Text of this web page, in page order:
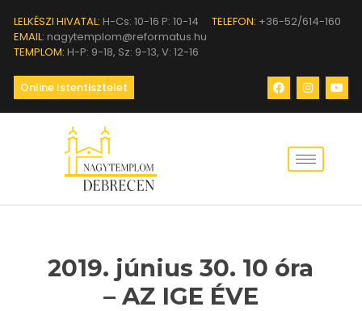
LELKÉSZI HIVATAL: H-Cs: 10-16 P: 10-14 TELEFON: +36-52/614-160
EMAIL: nagytemplom@reformatus.hu
TEMPLOM: H-P: 9-18, Sz: 9-13, V: 12-16
Online Istentisztelet
2019. június 30. 10 óra
– AZ IGE ÉVE